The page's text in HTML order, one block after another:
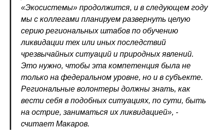
«Экосистемы» продолжится, и в следующем году
мы с коллегами планируем развернуть целую
серию региональных штабов по обучению
ликвидации тех или иных последствий
чрезвычайных ситуаций и природных явлений.
Это нужно, чтобы эта компетенция была не
только на федеральном уровне, но и в субъекте.
Региональные волонтеры должны знать, как
вести себя в подобных ситуациях, по сути, быть
на острие, заниматься их ликвидацией», -
считает Макаров.